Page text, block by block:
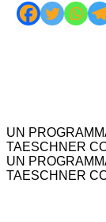
UN
TAESCHNER
UN
TAESCHNER